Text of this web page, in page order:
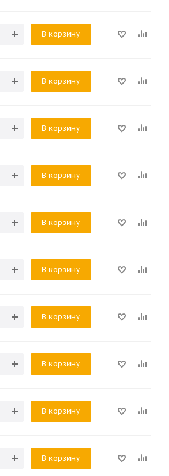
В корзину
В корзину
В корзину
В корзину
В корзину
В корзину
В корзину
В корзину
В корзину
В корзину